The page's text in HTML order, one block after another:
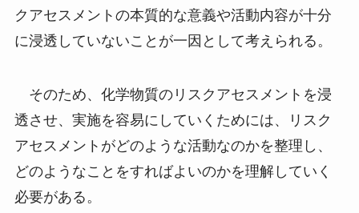
クアセスメントの本質的な意義や活動内容が十分
に浸透していないことが一因として考えられる。
そのため、化学物質のリスクアセスメントを浸
透させ、実施を容易にしていくためには、リスク
アセスメントがどのような活動なのかを整理し、
どのようなことをすればよいのかを理解していく
必要がある。